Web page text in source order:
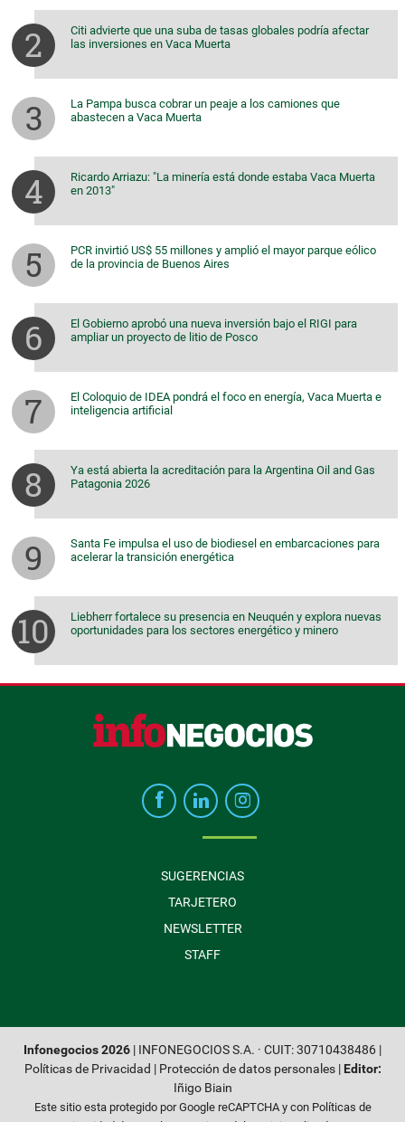
Citi advierte que una suba de tasas globales podría afectar
las inversiones en Vaca Muerta
La Pampa busca cobrar un peaje a los camiones que
abastecen a Vaca Muerta
Ricardo Arriazu: "La minería está donde estaba Vaca Muerta
en 2013"
PCR invirtió US$ 55 millones y amplió el mayor parque eólico
de la provincia de Buenos Aires
El Gobierno aprobó una nueva inversión bajo el RIGI para
ampliar un proyecto de litio de Posco
El Coloquio de IDEA pondrá el foco en energía, Vaca Muerta e
inteligencia artificial
Ya está abierta la acreditación para la Argentina Oil and Gas
Patagonia 2026
Santa Fe impulsa el uso de biodiesel en embarcaciones para
acelerar la transición energética
Liebherr fortalece su presencia en Neuquén y explora nuevas
oportunidades para los sectores energético y minero
SUGERENCIAS
TARJETERO
NEWSLETTER
STAFF
Infonegocios 2026 | INFONEGOCIOS S.A. · CUIT: 30710438486 |
Políticas de Privacidad | Protección de datos personales| Editor:
Iñigo Biain
Este sitio esta protegido por Google reCAPTCHA y con Políticas de